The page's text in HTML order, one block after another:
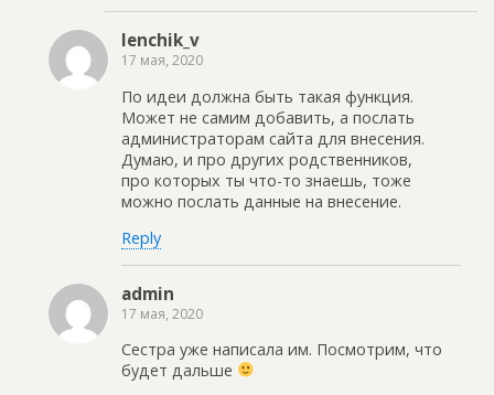
lenchik_v
17 мая, 2020
По идеи должна быть такая функция.
Может не самим добавить, а послать
администраторам сайта для внесения.
Думаю, и про других родственников,
про которых ты что-то знаешь, тоже
можно послать данные на внесение.
Reply
admin
17 мая, 2020
Сестра уже написала им. Посмотрим, что
будет дальше